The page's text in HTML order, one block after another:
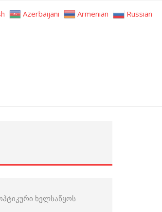
ხელსაწყოს
Azerbaijani Armenian Russian